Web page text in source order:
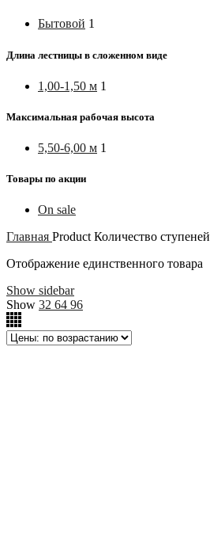
Бытовой 1
Длина лестницы в сложенном виде
1,00-1,50 м 1
Максимальная рабочая высота
5,50-6,00 м 1
Товары по акции
On sale
Главная Product Количество ступеней
Отображение единственного товара
Show sidebar
Show 32 64 96